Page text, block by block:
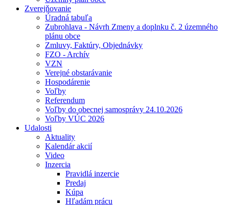
Zverejňovanie
Úradná tabuľa
Zubrohlava - Návrh Zmeny a doplnku č. 2 územného
plánu obce
Zmluvy, Faktúry, Objednávky
FZO - Archív
VZN
Verejné obstarávanie
Hospodárenie
Voľby
Referendum
Voľby do obecnej samosprávy 24.10.2026
Voľby VÚC 2026
Udalosti
Aktuality
Kalendár akcií
Video
Inzercia
Pravidlá inzercie
Predaj
Kúpa
Hľadám prácu